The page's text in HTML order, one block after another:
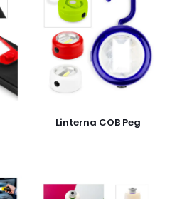
Linterna COB Peg